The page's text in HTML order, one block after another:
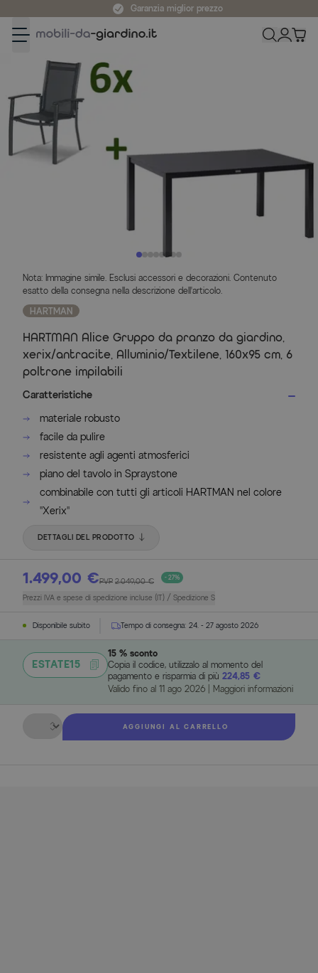
Garanzia miglior prezzo
Nota: Immagine simile. Esclusi accessori e decorazioni. Contenuto
esatto della consegna nella descrizione dell'articolo.
HARTMAN
HARTMAN Alice Gruppo da pranzo da giardino,
xerix/antracite, Alluminio/Textilene, 160x95 cm, 6
poltrone impilabili
Caratteristiche
materiale robusto
facile da pulire
resistente agli agenti atmosferici
piano del tavolo in Spraystone
combinabile con tutti gli articoli HARTMAN nel colore
"Xerix"
DETTAGLI DEL PRODOTTO
1.499,00 €PVP 2.049,00 € - 27%
Prezzi IVA e spese di spedizione incluse (IT) / Spedizione S
Disponibile subito Tempo di consegna: 24. - 27 agosto 2026
ESTATE15
15 % sconto
Copia il codice, utilizzalo al momento del
pagamento e risparmia di più 224,85 €
Valido fino al 11 ago 2026| Maggiori informazioni
Quantità
AGGIUNGI AL CARRELLO